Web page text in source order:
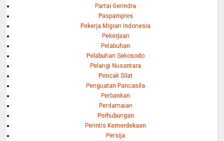
Partai Gerindra
Paspampres
Pekerja Migran Indonesia
Pekerjaan
Pelabuhan
Pelabuhan Sekosodo
Pelangi Nusantara
Pencak Silat
Penguatan Pancasila
Perbankan
Perdamaian
Perhubungan
Perintis Kemerdekaan
Persija